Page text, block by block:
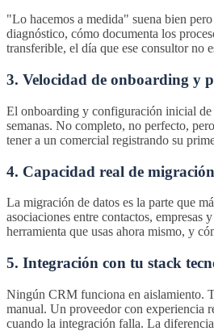
"Lo hacemos a medida" suena bien
diagnóstico, cómo documenta los
transferible, el día que ese consultor no
3. Velocidad de onboarding y
El onboarding y configuración inicial de
semanas. No completo, no perfecto,
tener a un comercial registrando su
4. Capacidad real de
La migración de datos es la parte que
asociaciones entre contactos, empresas
herramienta que usas ahora mismo, y
5. Integración con tu stack
Ningún CRM funciona en aislamiento.
manual. Un proveedor con experiencia
cuando la integración falla. La